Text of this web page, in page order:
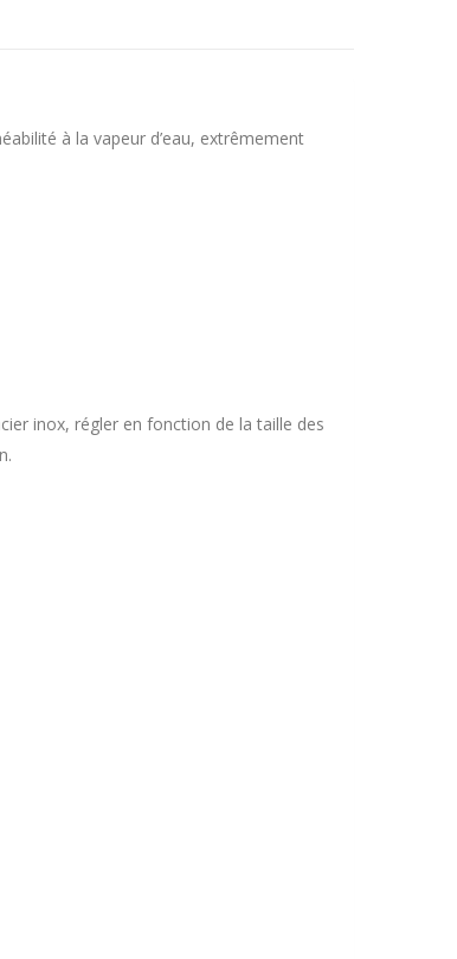
à la vapeur d’eau, extrêmement
inox, régler en fonction de la taille des